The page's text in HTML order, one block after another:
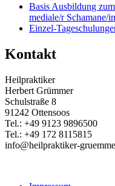
Basis Ausbildung
mediale/r Schamane/in
Einzel-
Kontakt
Heilpraktiker
Herbert Grümmer
Schulstraße 8
91242 Ottensoos
Tel.: +49 9123 9896500
Tel.: +49 172 8115815
info@heilpraktiker-